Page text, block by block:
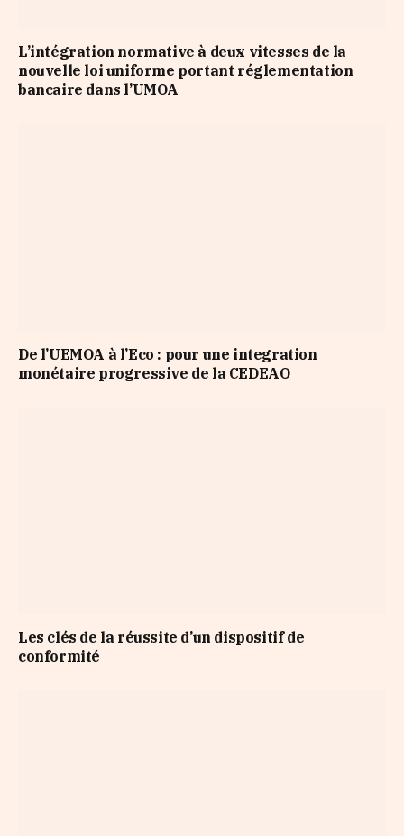
L’intégration normative à deux vitesses de la
nouvelle loi uniforme portant réglementation
bancaire dans l’UMOA
De l’UEMOA à l’Eco : pour une integration
monétaire progressive de la CEDEAO
Les clés de la réussite d’un dispositif de
conformité